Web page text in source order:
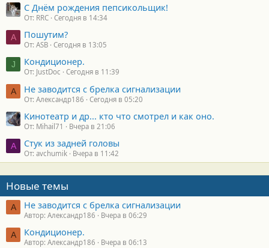
С Днём рождения пепсикольщик!
От: RRC Сегодня в 14:34
A Пошутим?
От: ASB Сегодня в 13:05
J Кондиционер.
От: JustDoc Сегодня в 11:39
А Не заводится с брелка сигнализации
От: Александр186 Сегодня в 05:20
Кинотеатр и др... кто что смотрел и как оно.
От: Mihail71 Вчера в 21:06
A Стук из задней головы
От: avchumik Вчера в 11:42
Новые темы
А Не заводится с брелка сигнализации
Автор: Александр186 Вчера в 06:29
А Кондиционер.
Автор: Александр186 Вчера в 06:13